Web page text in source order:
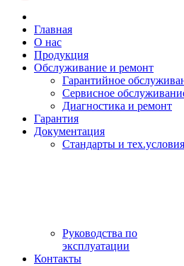
Главная
О нас
Продукция
Обслуживание и ремонт
Гарантийное
Сервисное
Диагностика и ремонт
Гарантия
Документация
Стандарты и тех.условия
Руководства по
эксплуатации
Контакты